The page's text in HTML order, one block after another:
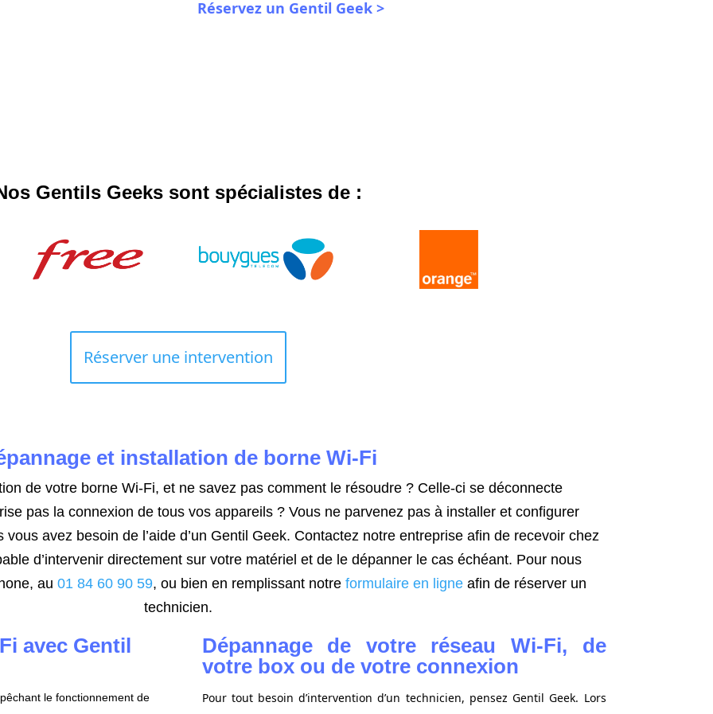
Réservez un Gentil Geek >
Gentils Geeks sont spécialistes de :
Réserver une intervention
et installation de borne Wi-Fi
de votre borne Wi-Fi, et ne savez pas comment le résoudre ? Celle-ci se déconnecte
pas la connexion de tous vos appareils ? Vous ne parvenez pas à installer et configurer
avez besoin de l’aide d’un Gentil Geek. Contactez notre entreprise afin de recevoir chez
d’intervenir directement sur votre matériel et de le dépanner le cas échéant. Pour nous
au 01 84 60 90 59, ou bien en remplissant notre formulaire en ligne afin de réserver un
technicien.
avec Gentil
le fonctionnement de
Dépannage de votre réseau Wi-Fi, de
votre box ou de votre connexion
Pour tout besoin d’intervention d’un technicien, pensez Gentil Geek. Lors